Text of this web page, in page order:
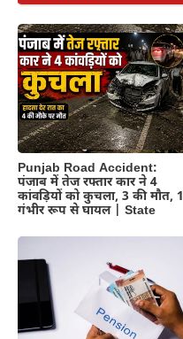
Punjab Road Accident:
पंजाब में तेज रफ्तार कार ने 4
कांवड़ियों को कुचला, 3 की मौत, 1
गंभीर रूप से घायल | State